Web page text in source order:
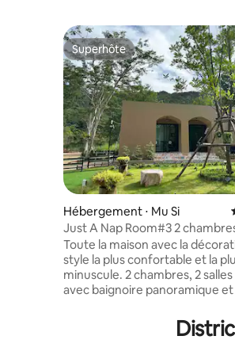
Superhôte
Superhôte
Hébergement ⋅ Mu Si
Just A Nap Room#3 2
baignoire panoramique
Toute la maison avec la
style la plus confortable et la
minuscule. 2 chambres, 2
avec baignoire panoramique
capacité est pour 3 personnes
famille orientée vers la famille.